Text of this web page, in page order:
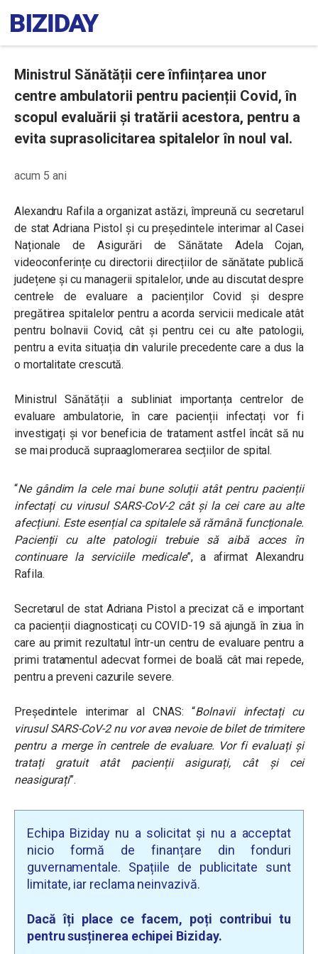
Ministrul Sănătății cere înființarea unor
centre ambulatorii pentru pacienții Covid, în
scopul evaluării și tratării acestora, pentru a
evita suprasolicitarea spitalelor în noul val.
acum 5 ani
Alexandru Rafila a organizat astăzi, împreună cu secretarul
de stat Adriana Pistol și cu președintele interimar al Casei
Naționale de Asigurări de Sănătate Adela Cojan,
videoconferințe cu directorii direcțiilor de sănătate publică
județene și cu managerii spitalelor, unde au discutat despre
centrele de evaluare a pacienților Covid și despre
pregătirea spitalelor pentru a acorda servicii medicale atât
pentru bolnavii Covid, cât și pentru cei cu alte patologii,
pentru a evita situația din valurile precedente care a dus la
o mortalitate crescută.
Ministrul Sănătății a subliniat importanța centrelor de
evaluare ambulatorie, în care pacienții infectați vor fi
investigați și vor beneficia de tratament astfel încât să nu
se mai producă supraaglomerarea secțiilor de spital.
“Ne gândim la cele mai bune soluții atât pentru pacienții
infectați cu virusul SARS-CoV-2 cât și la cei care au alte
afecțiuni. Este esențial ca spitalele să rămână funcționale.
Pacienții cu alte patologii trebuie să aibă acces în
continuare la serviciile medicale”, a afirmat Alexandru
Rafila.
Secretarul de stat Adriana Pistol a precizat că e important
ca pacienții diagnosticați cu COVID-19 să ajungă în ziua în
care au primit rezultatul într-un centru de evaluare pentru a
primi tratamentul adecvat formei de boală cât mai repede,
pentru a preveni cazurile severe.
Președintele interimar al CNAS: “Bolnavii infectați cu
virusul SARS-CoV-2 nu vor avea nevoie de bilet de trimitere
pentru a merge în centrele de evaluare. Vor fi evaluați și
tratați gratuit atât pacienții asigurați, cât și cei
neasigurați”.
Echipa Biziday nu a solicitat și nu a acceptat
nicio formă de finanțare din fonduri
guvernamentale. Spațiile de publicitate sunt
limitate, iar reclama neinvazivă.
Dacă îți place ce facem, poți contribui tu
pentru susținerea echipei Biziday.